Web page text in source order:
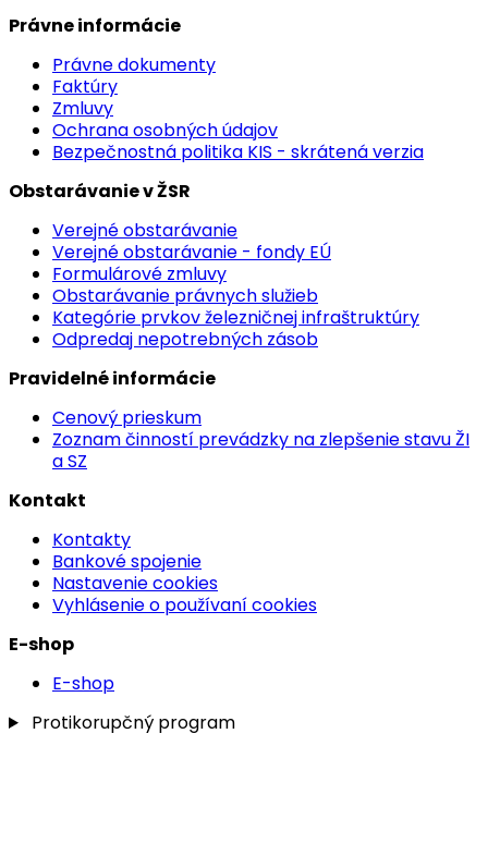
Právne informácie
Právne dokumenty
Faktúry
Zmluvy
Ochrana osobných údajov
Bezpečnostná politika KIS - skrátená verzia
Obstarávanie v ŽSR
Verejné obstarávanie
Verejné obstarávanie - fondy EÚ
Formulárové zmluvy
Obstarávanie právnych služieb
Kategórie prvkov železničnej infraštruktúry
Odpredaj nepotrebných zásob
Pravidelné informácie
Cenový prieskum
Zoznam činností prevádzky na zlepšenie stavu ŽI
a SZ
Kontakt
Kontakty
Bankové spojenie
Nastavenie cookies
Vyhlásenie o používaní cookies
E-shop
E-shop
Protikorupčný program